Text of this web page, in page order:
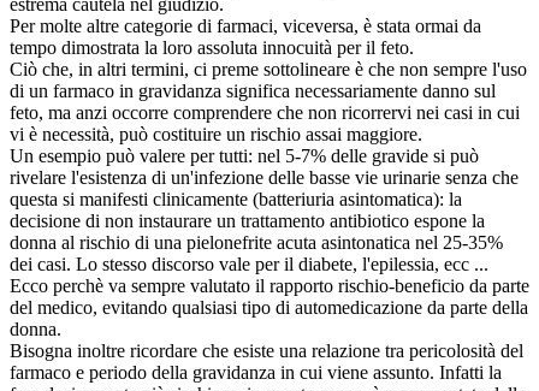
estrema cautela nel giudizio.
Per molte altre categorie di farmaci, viceversa, è stata ormai da
tempo dimostrata la loro assoluta innocuità per il feto.
Ciò che, in altri termini, ci preme sottolineare è che non sempre l'uso
di un farmaco in gravidanza significa necessariamente danno sul
feto, ma anzi occorre comprendere che non ricorrervi nei casi in cui
vi è necessità, può costituire un rischio assai maggiore.
Un esempio può valere per tutti: nel 5-7% delle gravide si può
rivelare l'esistenza di un'infezione delle basse vie urinarie senza che
questa si manifesti clinicamente (batteriuria asintomatica): la
decisione di non instaurare un trattamento antibiotico espone la
donna al rischio di una pielonefrite acuta asintonatica nel 25-35%
dei casi. Lo stesso discorso vale per il diabete, l'epilessia, ecc ...
Ecco perchè va sempre valutato il rapporto rischio-beneficio da parte
del medico, evitando qualsiasi tipo di automedicazione da parte della
donna.
Bisogna inoltre ricordare che esiste una relazione tra pericolosità del
farmaco e periodo della gravidanza in cui viene assunto. Infatti la